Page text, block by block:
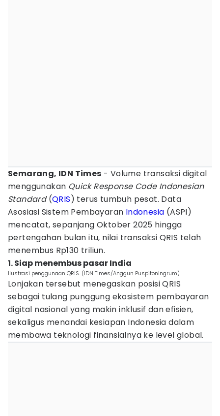
Semarang, IDN Times - Volume transaksi digital
menggunakan Quick Response Code Indonesian
Standard(QRIS) terus tumbuh pesat. Data
Asosiasi Sistem Pembayaran Indonesia (ASPI)
mencatat, sepanjang Oktober 2025 hingga
pertengahan bulan itu, nilai transaksi QRIS telah
menembus Rp130 triliun.
1. Siap menembus pasar India
Ilustrasi penggunaan QRIS. (IDN Times/Anggun Puspitoningrum)
Lonjakan tersebut menegaskan posisi QRIS
sebagai tulang punggung ekosistem pembayaran
digital nasional yang makin inklusif dan efisien,
sekaligus menandai kesiapan Indonesia dalam
membawa teknologi finansialnya ke level global.